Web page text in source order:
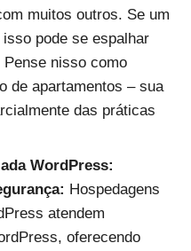
muitos outros. Se um
pode se espalhar
nisso como
de apartamentos – sua
das práticas
WordPress:
Hospedagens
atendem
oferecendo